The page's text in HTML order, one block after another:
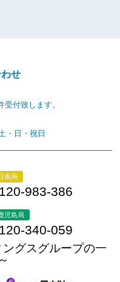
せ
付致します。
・日・祝日
南局
983-386
児島局
340-059
グスグループの一